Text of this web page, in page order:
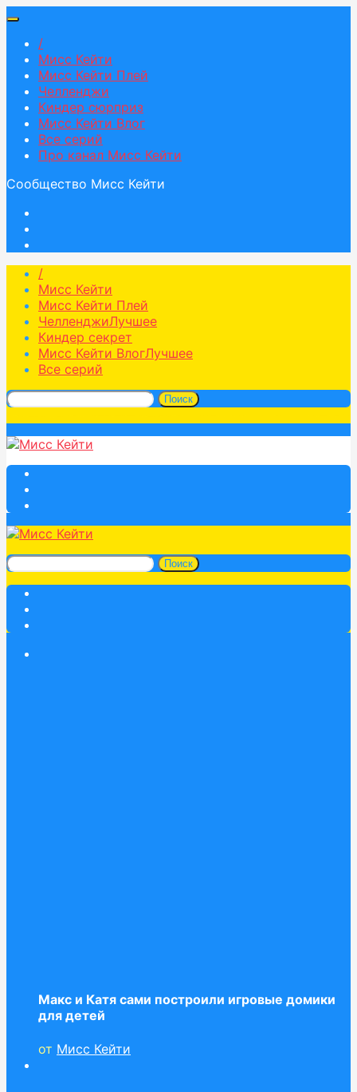
/
Мисс Кейти
Мисс Кейти Плей
Челленджи
Киндер сюрприз
Мисс Кейти Влог
Все серий
Про канал Мисс Кейти
Сообщество Мисс Кейти
/
Мисс Кейти
Мисс Кейти Плей
ЧелленджиЛучшее
Киндер секрет
Мисс Кейти ВлогЛучшее
Все серий
Поиск
Поиск
Макс и Катя сами построили игровые домики
для детей
от Мисс Кейти